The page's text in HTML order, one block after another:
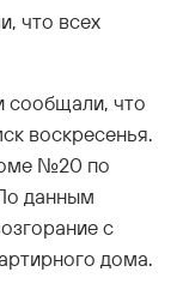
что всех
сообщали, что
воскресенья.
№20 по
данным
с
дома.